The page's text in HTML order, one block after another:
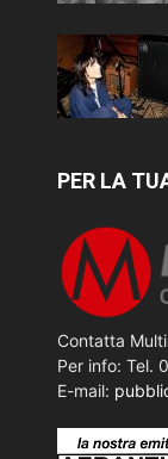
PER LA
Contatta
Per info: Tel.
E-mail: